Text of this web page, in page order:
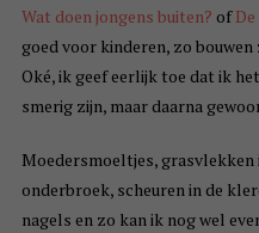
Wat doen jongens buiten? of
goed voor kinderen, zo
Oké, ik geef eerlijk toe dat ik
smerig zijn, maar daarna
Moedersmoeltjes, grasvlekken
onderbroek, scheuren in de
nagels en zo kan ik nog wel